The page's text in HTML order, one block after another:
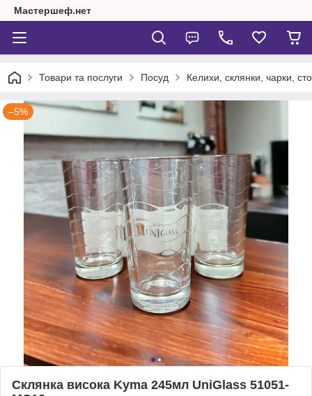
Мастершеф.нет
Товари та послуги Посуд Келихи, склянки, чарки,
–5%
Склянка висока Kyma 245мл UniGlass 51051-